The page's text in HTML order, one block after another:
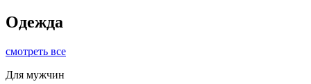
Одежда
смотреть все
Для мужчин